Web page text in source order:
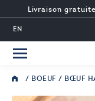
EN
Livraison
/ BOEUF / BŒUF